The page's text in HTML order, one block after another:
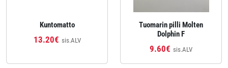
Kuntomatto
13.20€ sis.ALV
Tuomarin pilli Molten
Dolphin F
9.60€ sis.ALV